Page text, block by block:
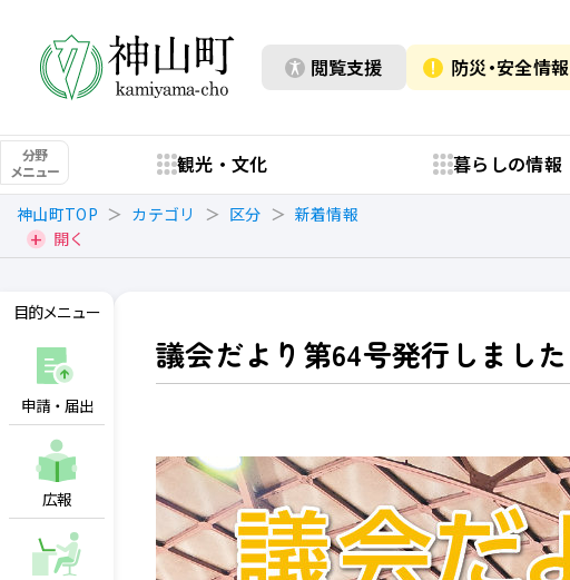
閲覧支援 防災・安全情報
分野
メニュー
観光・文化 暮らしの情報
神山町TOP カテゴリ 区分
新着情報
開く
目的メニュー
申請・届出
広報
議会だより第64号発行しました